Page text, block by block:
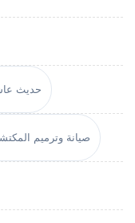
حديث
صيانة وترميم